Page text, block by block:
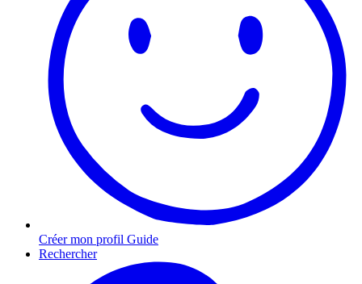
Créer mon profil Guide
Rechercher